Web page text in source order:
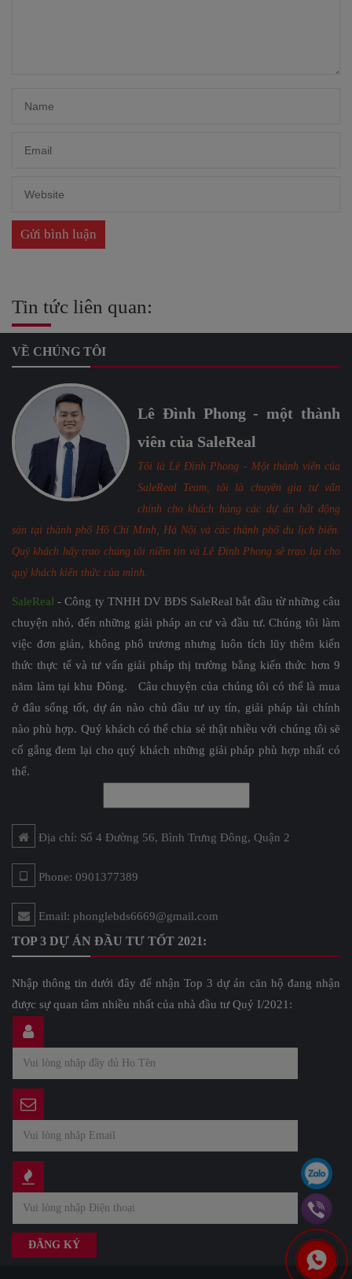
Tin tức liên quan:
VỀ CHÚNG TÔI
Lê Đình Phong - một thành
viên của SaleReal
Tôi là Lê Đình Phong - Một thành viên của
SaleReal Team, tôi là chuyên gia tư vấn
chính cho khách hàng các dự án bất động
sản tại thành phố Hồ Chí Minh, Hà Nội và các thành phố du lịch biển.
Quý khách hãy trao chúng tôi niềm tin và Lê Đình Phong sẽ trao lại cho
quý khách kiến thức của mình.
SaleReal - Công ty TNHH DV BĐS SaleReal bắt đầu từ những câu
chuyện nhỏ, đến những giải pháp an cư và đầu tư. Chúng tôi làm
việc đơn giản, không phô trương nhưng luôn tích lũy thêm kiến
thức thực tế và tư vấn giải pháp thị trường bằng kiến thức hơn 9
năm làm tại khu Đông. Câu chuyện của chúng tôi có thể là mua
ở đâu sống tốt, dự án nào chủ đầu tư uy tín, giải pháp tài chính
nào phù hợp. Quý khách có thể chia sẻ thật nhiều với chúng tôi sẽ
cố gắng đem lại cho quý khách những giải pháp phù hợp nhất có
thể.
Địa chỉ: Số 4 Đường 56, Bình Trưng Đông, Quận 2
Phone: 0901377389
Email: phonglebds6669@gmail.com
TOP 3 DỰ ÁN ĐẦU TƯ TỐT 2021:
Nhập thông tin dưới đây để nhận Top 3 dự án căn hộ đang nhận
được sự quan tâm nhiều nhất của nhà đầu tư Quý I/2021: